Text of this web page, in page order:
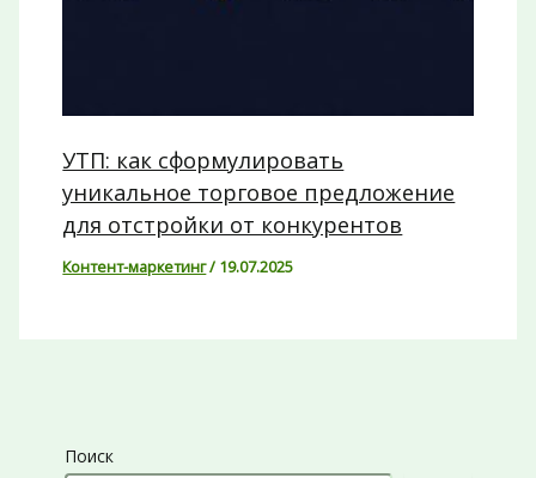
УТП: как сформулировать
уникальное торговое предложение
для отстройки от конкурентов
Контент-маркетинг/ 19.07.2025
Поиск